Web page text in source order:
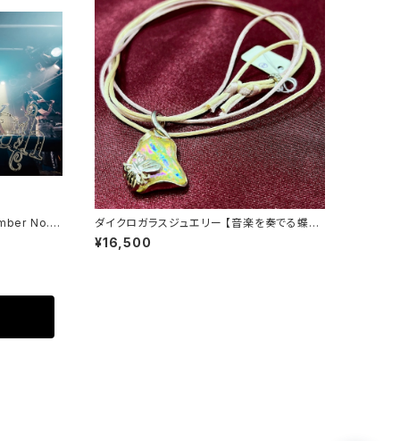
No.11
ダイクロガラスジュエリー 【音楽を奏でる蝶】
シリーズ
¥16,500